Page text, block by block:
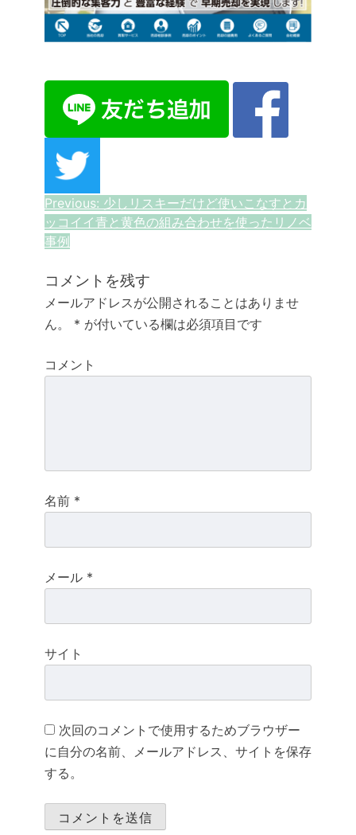
投
稿
ビ
ゲ
シ
Previous: 少しリスキーだけど使いこなすとカ
ッコイイ青と黄色の組み合わせを使ったリノベ
事例
コメントを残す
メールアドレスが公開されることはありませ
ん。
* が付いている欄は必須項目です
コメント
名前 *
メール *
サイト
次回のコメントで使用するためブラウザー
に自分の名前、メールアドレス、サイトを保存
する。